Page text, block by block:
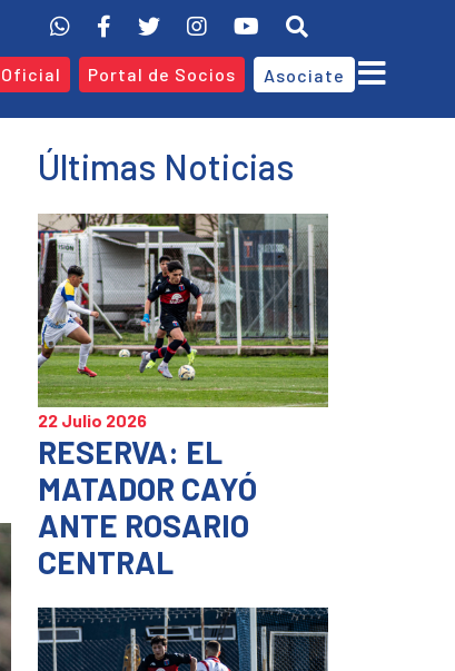
Portal de Socios Asociate
Últimas Noticias
22 Julio 2026
RESERVA: EL
MATADOR CAYÓ
ANTE ROSARIO
CENTRAL